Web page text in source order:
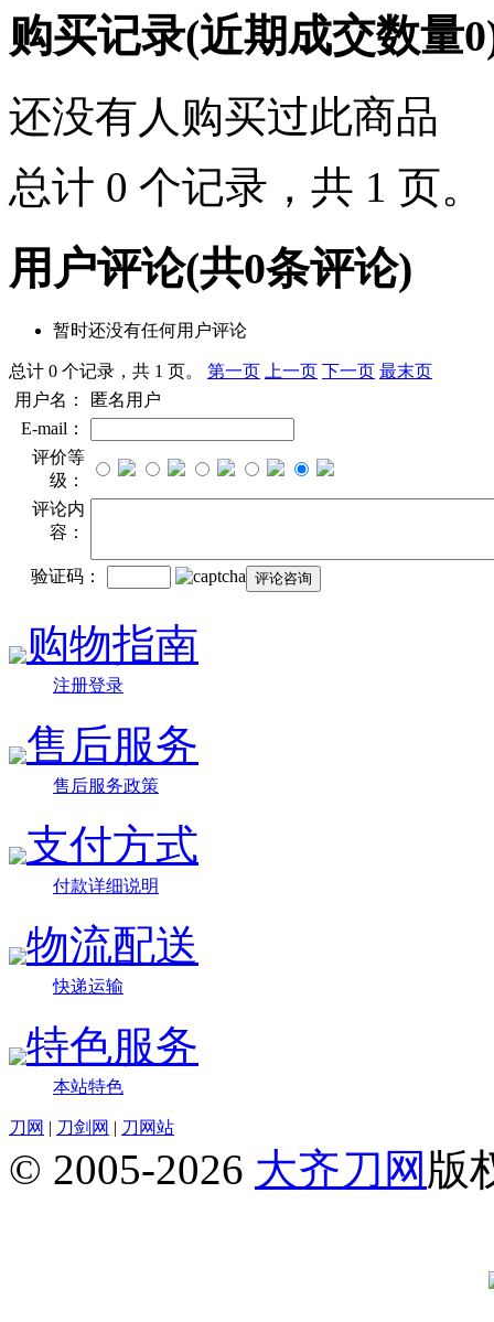
购买记录(近期成交数量0
还没有人购买过此商品
总计 0 个记录，共 1 页。
用户评论(共0条评论)
暂时还没有任何用户评论
总计 0 个记录，共 1 页。 第一页 上一页 下一页 最末页
用户名：
匿名用户
E-mail：
评价等
级：
评论内
容：
验证码：
购物指南
注册登录
售后服务
售后服务政策
支付方式
付款详细说明
物流配送
快递运输
特色服务
本站特色
刀网 | 刀剑网 | 刀网站
© 2005-2026 大齐刀网 版